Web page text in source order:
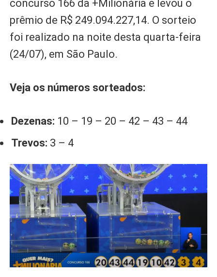
concurso 166 da +Milionária e levou o
prêmio de R$ 249.094.227,14. O sorteio
foi realizado na noite desta quarta-feira
(24/07), em São Paulo.
Veja os números sorteados:
Dezenas: 10 – 19 – 20 – 42 – 43 – 44
Trevos: 3 – 4